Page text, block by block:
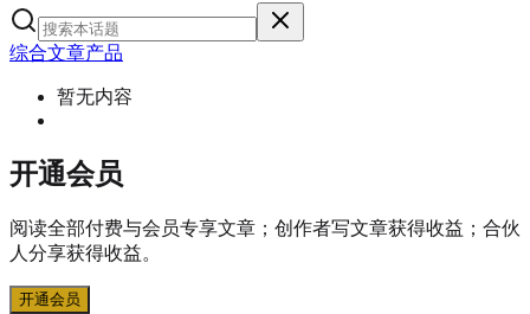
综合文章产品
暂无内容
开通会员
阅读全部付费与会员专享文章；创作者写文章获得收益；合伙
人分享获得收益。
开通会员